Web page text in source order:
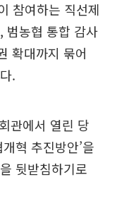
참여하는 직선제
범농협 통합 감사
확대까지 묶어
.
관에서 열린 당
혁 추진방안’을
뒷받침하기로